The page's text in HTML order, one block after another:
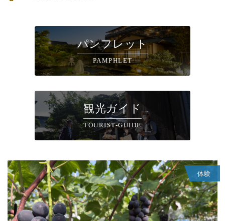
パンフレット
PAMPHLET
観光ガイド
TOURIST-GUIDE
体験